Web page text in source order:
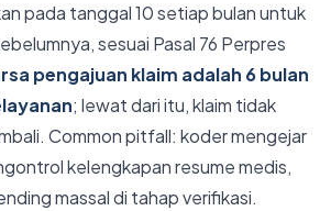
pada tanggal 10 setiap bulan untuk
sesuai Pasal 76 Perpres
pengajuan klaim adalah 6 bulan
; lewat dari itu, klaim tidak
Common pitfall: koder mengejar
kelengkapan resume medis,
massal di tahap verifikasi.